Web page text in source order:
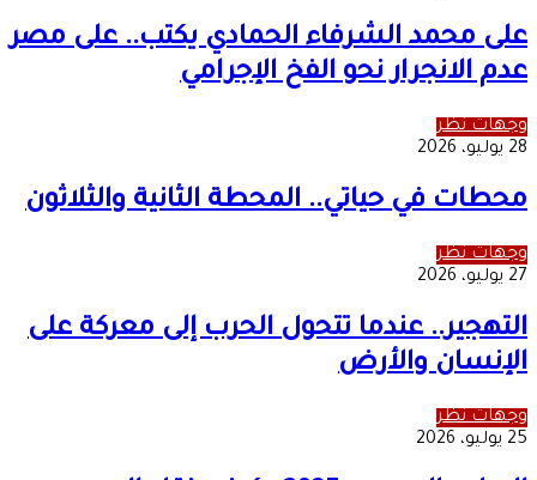
على محمد الشرفاء الحمادي يكتب.. على مصر
عدم الانجرار نحو الفخ الإجرامي
وجهات نظر
28 يوليو، 2026
محطات في حياتي.. المحطة الثانية والثلاثون
وجهات نظر
27 يوليو، 2026
التهجير.. عندما تتحول الحرب إلى معركة على
الإنسان والأرض
وجهات نظر
25 يوليو، 2026